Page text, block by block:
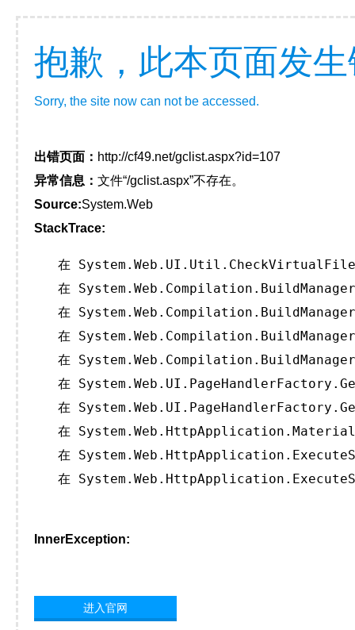
抱歉，此本页面发
Sorry, the site now can not be accessed.
出错页面： http://cf49.net/gclist.aspx?id=107
异常信息： 文件“/gclist.aspx”不存在。
Source:System.Web
StackTrace:
在
在
在
在
在
在
在
在
在
在
InnerException:
进入官网